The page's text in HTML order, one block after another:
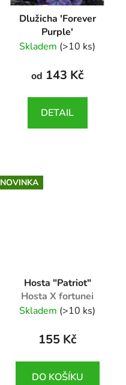
Dlužicha 'Forever
Purple'
Heuchera x hybrida
Skladem (>10 ks)
od 143 Kč
DETAIL
NOVINKA
Hosta "Patriot"
Hosta X fortunei
"Patriot"
Skladem (>10 ks)
155 Kč
DO KOŠÍKU